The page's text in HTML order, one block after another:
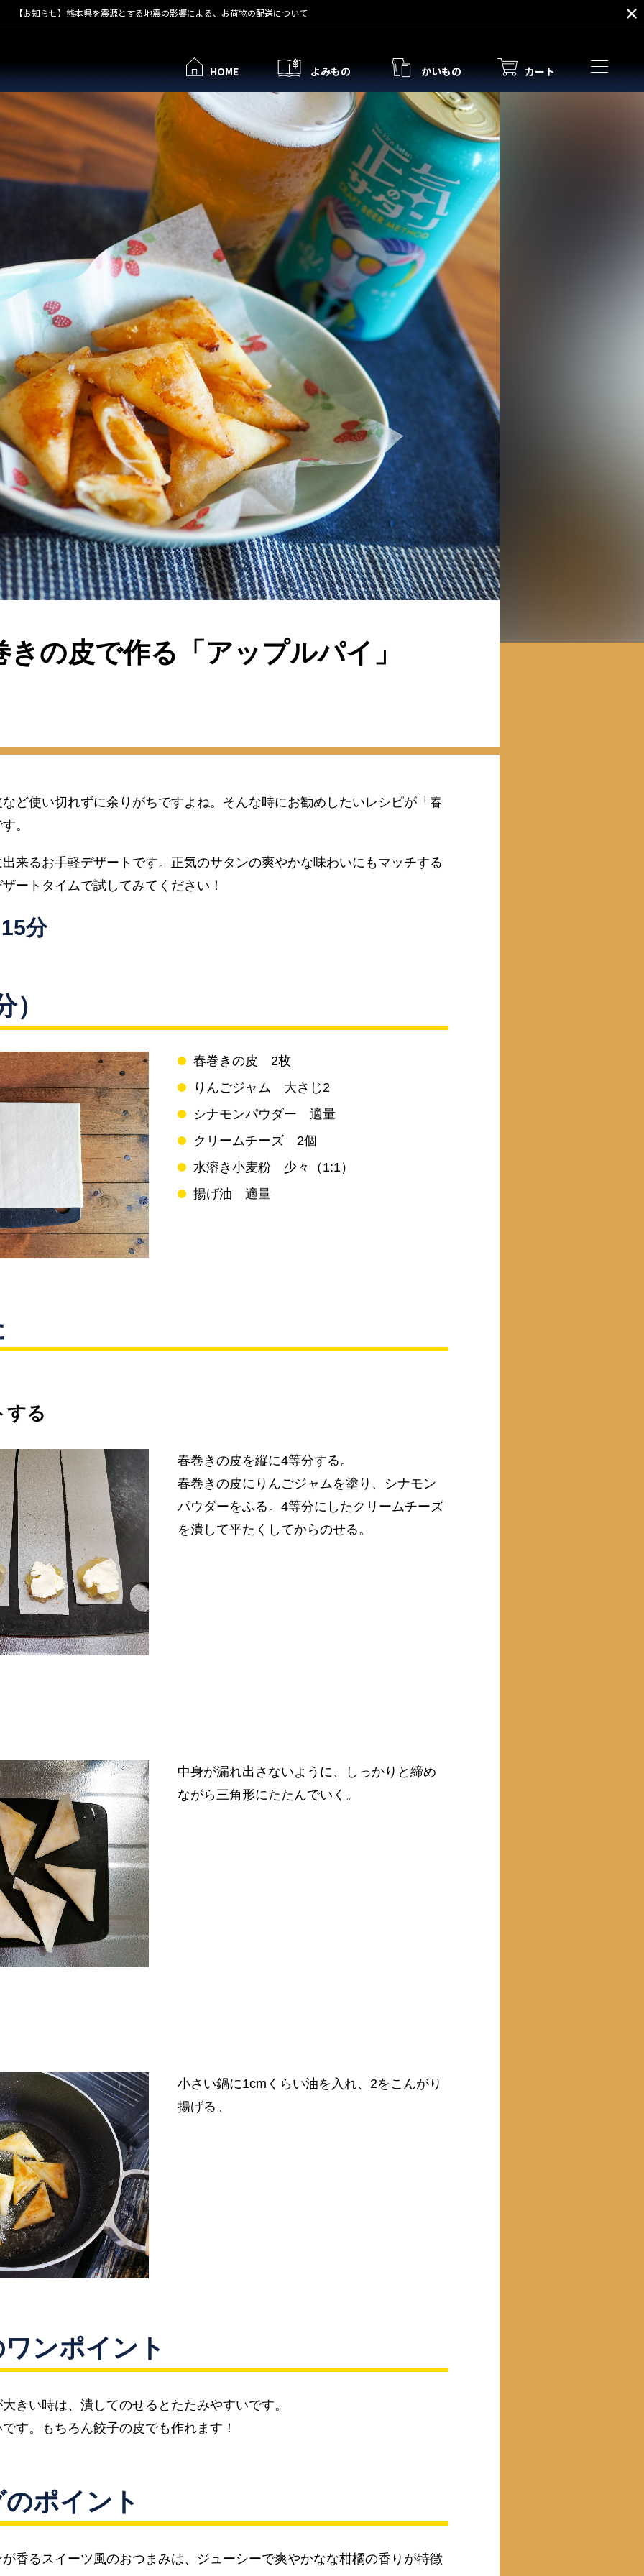
【お知らせ】熊本県を震源とする地震の影響による、お荷物の配送について
HOME よみもの かいもの カート
の皮で作る「アップルパイ」
ど使い切れずに余りがちですよね。そんな時にお勧めしたいレシピが「春
。
来るお手軽デザートです。正気のサタンの爽やかな味わいにもマッチする
ートタイムで試してみてください！
分
春巻きの皮 2枚
りんごジャム 大さじ2
シナモンパウダー 適量
クリームチーズ 2個
水溶き小麦粉 少々（1:1）
揚げ油 適量
する
春巻きの皮を縦に4等分する。
春巻きの皮にりんごジャムを塗り、シナモン
パウダーをふる。4等分にしたクリームチーズ
を潰して平たくしてからのせる。
中身が漏れ出さないように、しっかりと締め
ながら三角形にたたんでいく。
小さい鍋に1cmくらい油を入れ、2をこんがり
揚げる。
ンポイント
きい時は、潰してのせるとたたみやすいです。
す。もちろん餃子の皮でも作れます！
ポイント
香るスイーツ風のおつまみは、ジューシーで爽やかなな柑橘の香りが特徴